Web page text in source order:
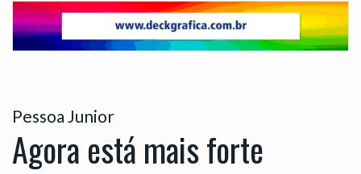
Pessoa Junior
Agora está mais forte